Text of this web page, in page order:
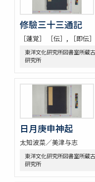
修驗三十三通記
［蓮覚］ ［伝］, ［即伝］
東洋文化研究所図書室所蔵
研究所
日月庚申神起
太知波菜／美津与志
東洋文化研究所図書室所蔵
研究所